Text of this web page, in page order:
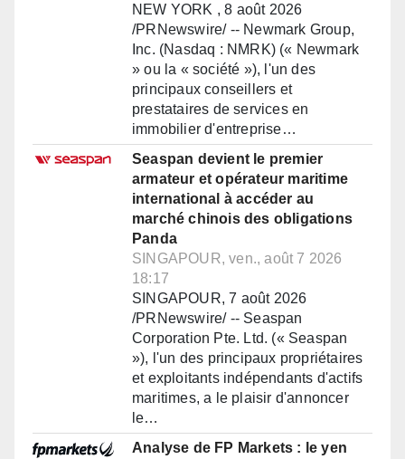
NEW YORK , 8 août 2026
/PRNewswire/ -- Newmark Group,
Inc. (Nasdaq : NMRK) (« Newmark
» ou la « société »), l'un des
principaux conseillers et
prestataires de services en
immobilier d'entreprise…
Seaspan devient le premier
armateur et opérateur maritime
international à accéder au
marché chinois des obligations
Panda
SINGAPOUR, ven., août 7 2026
18:17
SINGAPOUR, 7 août 2026
/PRNewswire/ -- Seaspan
Corporation Pte. Ltd. (« Seaspan
»), l'un des principaux propriétaires
et exploitants indépendants d'actifs
maritimes, a le plaisir d'annoncer
le…
Analyse de FP Markets : le yen